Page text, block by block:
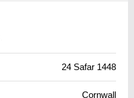
24 Safar 1448
Cornwall